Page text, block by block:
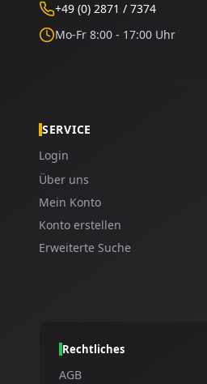
+49 (0) 2871 / 7374
Mo-Fr 8:00 - 17:00 Uhr
SERVICE
Login
Über uns
Mein Konto
Konto erstellen
Erweiterte Suche
Rechtliches
AGB